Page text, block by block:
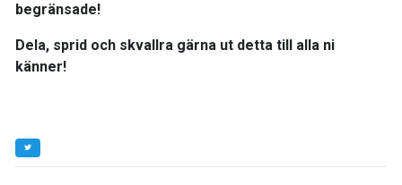
begränsade!
Dela, sprid och skvallra gärna ut detta till alla ni
känner!